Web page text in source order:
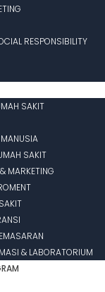
RESPONSIBILITY
SAKIT
SAKIT
MARKETING
& LABORATORIUM